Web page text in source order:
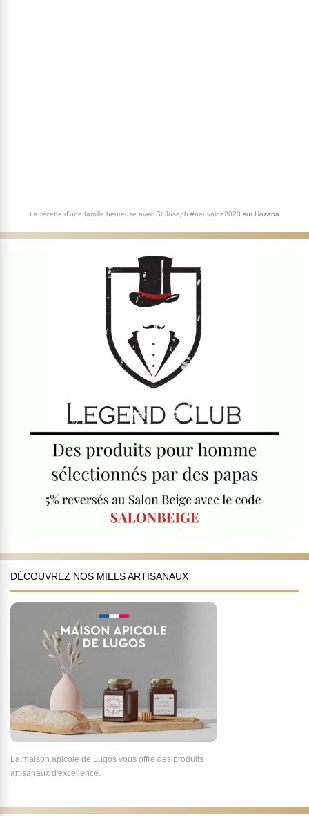
La recette d'une famille heureuse avec St Joseph #neuvaine2023 sur Hozana
DÉCOUVREZ NOS MIELS ARTISANAUX
La maison apicole de Lugos vous offre des produits
artisanaux d'excellence.